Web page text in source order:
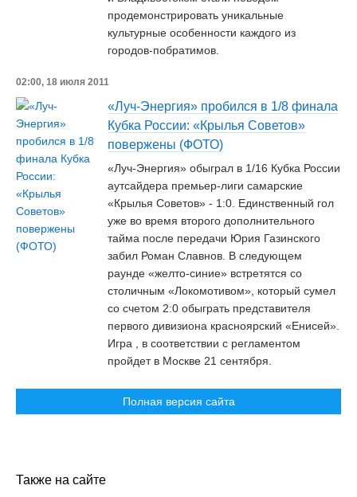
продемонстрировать уникальные
культурные особенности каждого из
городов-побратимов.
02:00, 18 июля 2011
«Луч-Энергия» пробился в 1/8 финала
Кубка России: «Крылья Советов»
повержены (ФОТО)
«Луч-Энергия» обыграл в 1/16 Кубка России
аутсайдера премьер-лиги самарские
«Крылья Советов» - 1:0. Единственный гол
уже во время второго дополнительного
тайма после передачи Юрия Газинского
забил Роман Славнов. В следующем
раунде «желто-синие» встретятся со
столичным «Локомотивом», который сумел
со счетом 2:0 обыграть представителя
первого дивизиона красноярский «Енисей».
Игра , в соответствии с регламентом
пройдет в Москве 21 сентября.
Полная версия сайта
Также на сайте